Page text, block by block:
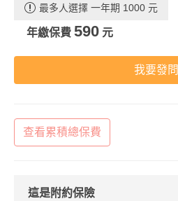
最多人選擇 一年期 1000 元
年繳保費 590 元
我要發問
查看累積總保費
這是附約保險